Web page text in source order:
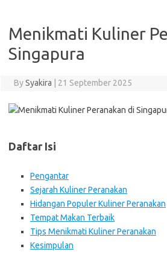
Menikmati Kuliner
Singapura
BySyakira 21 September 2025
Daftar Isi
Pengantar
Sejarah Kuliner Peranakan
Hidangan Populer Kuliner Peranakan
Tempat Makan Terbaik
Tips Menikmati Kuliner Peranakan
Kesimpulan